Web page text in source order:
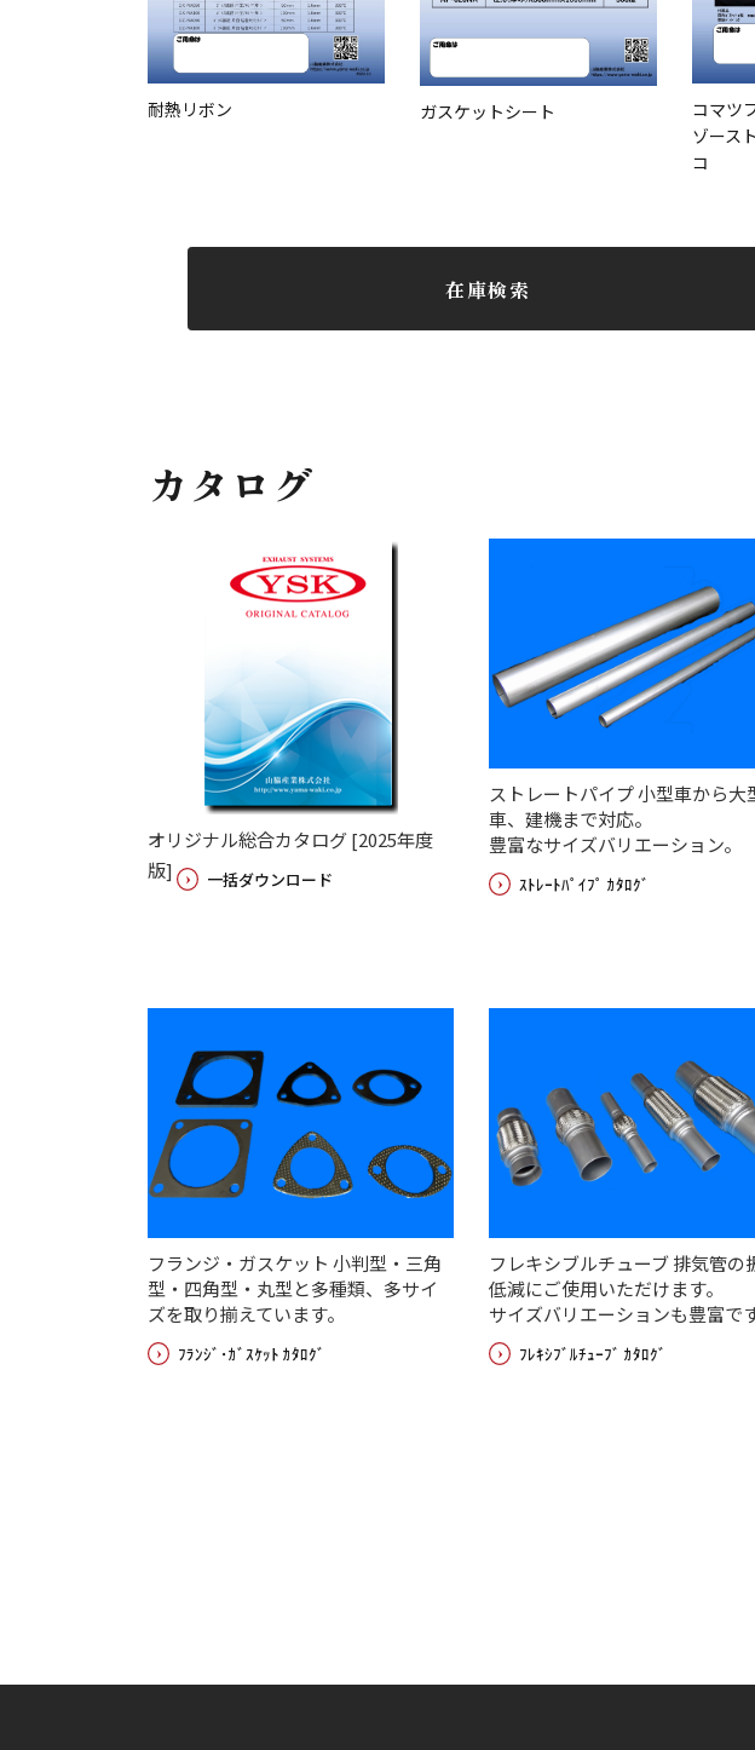
耐熱リボン ガスケットシート
コマツ
ゾース
コ
在庫検索
カタログ
オリジナル総合カタログ [2025年度
版]
一括ダウンロード
ストレートパイプ 小型車から大
車、建機まで対応。
豊富なサイズバリエーション。
ｽﾄﾚｰﾄﾊﾟｲﾌﾟ ｶﾀﾛｸﾞ
フランジ・ガスケット 小判型・三角
型・四角型・丸型と多種類、多サイ
ズを取り揃えています。
ﾌﾗﾝｼﾞ･ｶﾞｽｹｯﾄ ｶﾀﾛｸﾞ
フレキシブルチューブ 排気管の
低減にご使用いただけます。
サイズバリエーションも豊富です
ﾌﾚｷｼﾌﾞﾙﾁｭｰﾌﾞ ｶﾀﾛｸﾞ